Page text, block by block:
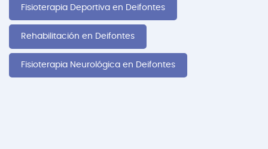
Fisioterapia Deportiva en Deifontes
Rehabilitación en Deifontes
Fisioterapia Neurológica en Deifontes